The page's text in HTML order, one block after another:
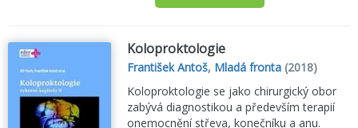
Koloproktologie
František Antoš, Mladá fronta (2018)
Koloproktologie se jako chirurgický obor
zabývá diagnostikou a především terapií
onemocnění střeva, konečníku a anu.